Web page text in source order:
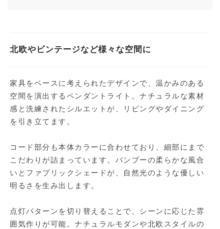
北欧やビンテージなど様々な空間に
家具をベースに考えられたデザインで、温かみのある
空間を演出するペンダントライト。ナチュラルな素材
感と洗練されたシルエットが、リビングやダイニング
を引き立てます。
コード部分も本体カラーに合わせており、細部にまで
こだわりが詰まっています。バンブーの柔らかな風合
いとファブリックシェードが、自然光のような優しい
明るさを生み出します。
点灯パターンを切り替えることで、シーンに応じた雰
囲気作りが可能。ナチュラルモダンや北欧スタイルの